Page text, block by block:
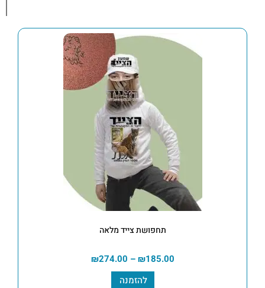
תחפושת צייד מלאה
₪185.00
–
₪274.00
להזמנה